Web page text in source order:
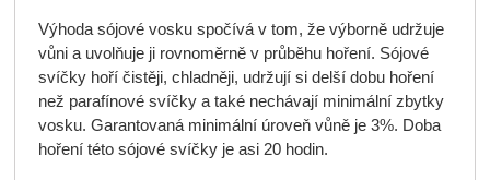
Výhoda sójové vosku spočívá v tom, že výborně udržuje
vůni a uvolňuje ji rovnoměrně v průběhu hoření. Sójové
svíčky hoří čistěji, chladněji, udržují si delší dobu hoření
než parafínové svíčky a také nechávají minimální zbytky
vosku. Garantovaná minimální úroveň vůně je 3%. Doba
hoření této sójové svíčky je asi 20 hodin.